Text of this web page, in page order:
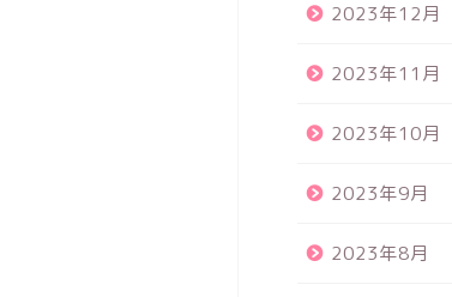
2023年12月
2023年11月
2023年10月
2023年9月
2023年8月